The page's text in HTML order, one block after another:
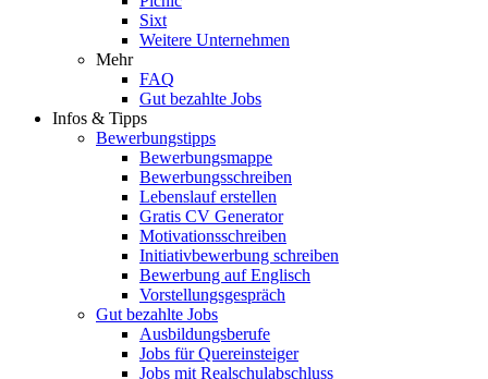
Sixt
Weitere Unternehmen
Mehr
FAQ
Gut bezahlte Jobs
Infos & Tipps
Bewerbungstipps
Bewerbungsmappe
Bewerbungsschreiben
Lebenslauf erstellen
Gratis CV Generator
Motivationsschreiben
Initiativbewerbung schreiben
Bewerbung auf Englisch
Vorstellungsgespräch
Gut bezahlte Jobs
Ausbildungsberufe
Jobs für Quereinsteiger
Jobs mit Realschulabschluss